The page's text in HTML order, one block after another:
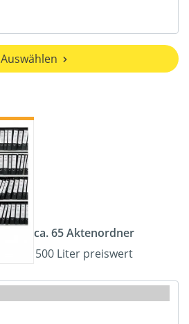
Auswählen
ca. 65 Aktenordner
500 Liter preiswert